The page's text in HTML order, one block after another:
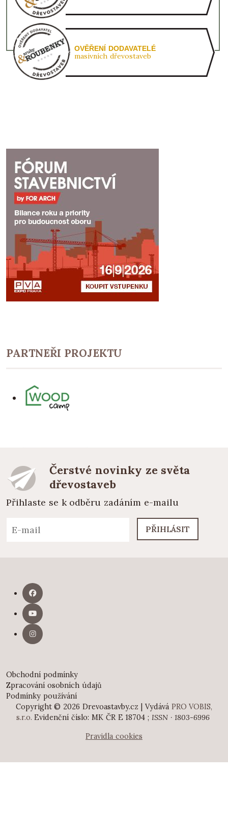
OVĚŘENÍ DODAVATELÉ
masivních dřevostaveb
PARTNEŘI PROJEKTU
Čerstvé novinky ze světa
dřevostaveb
Přihlaste se k odběru zadáním e-mailu
PŘIHLÁSIT
Obchodní podmínky
Zpracování osobních údajů
Podmínky používání
Copyright © 2026 Drevoastavby.cz | Vydává PRO VOBIS,
s.r.o. Evidenční číslo: MK ČR E 18704 ; ISSN · 1803-6996
Pravidla cookies